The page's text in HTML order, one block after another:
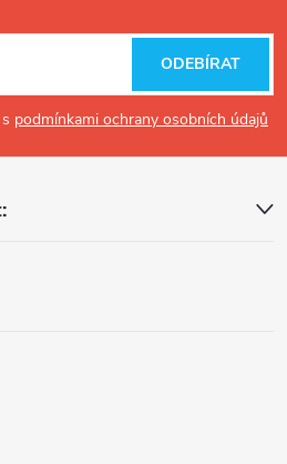
podmínkami ochrany osobních údajů
ODEBÍRAT